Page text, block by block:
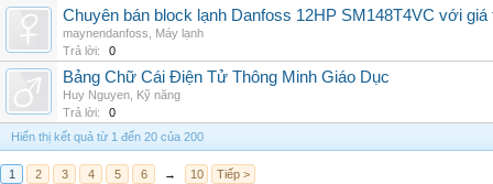
Chuyên bán block lạnh Danfoss 12HP SM148T4VC với
maynendanfoss
Máy lạnh
Trả lời:
0
Bảng Chữ Cái Điện Tử Thông Minh Giáo Dục
Huy Nguyen Kỹ năng
Trả lời:
0
Hiển thị kết quả từ 1 đến 20 của 200
1 2 3 4 5 6 → 10 Tiếp >